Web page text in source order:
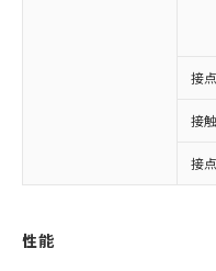
接
接
接
性能
非含有に対応し